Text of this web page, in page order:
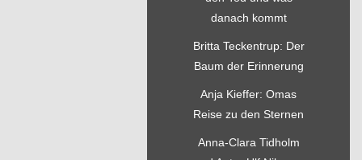
danach kommt
Britta Teckentrup: Der
Baum der Erinnerung
Anja Kieffer: Omas
Reise zu den Sternen
Anna-Clara Tidholm